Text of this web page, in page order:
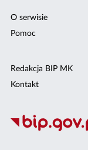
O serwisie
Pomoc
Redakcja BIP MK
Kontakt